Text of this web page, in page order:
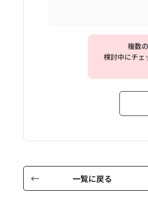
複数
検討中にチェ
一覧に戻る